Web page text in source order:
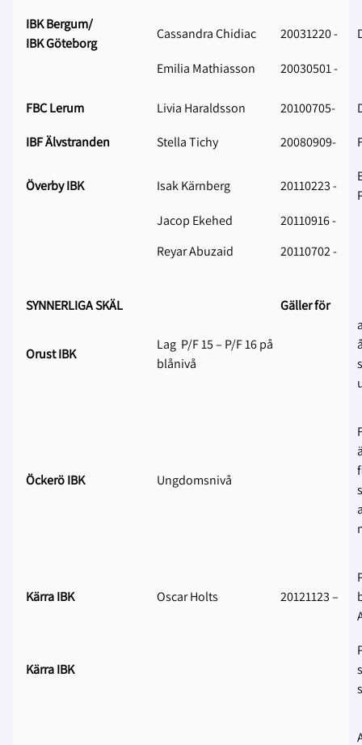
IBK Bergum/
IBK Göteborg
Cassandra Chidiac 20031220 -
Emilia Mathiasson 20030501 -
FBC Lerum Livia Haraldsson 20100705-
IBF Älvstranden
Stella Tichy 20080909-
Överby IBK Isak Kärnberg 20110223 -
Jacop Ekehed
20110916 -
Reyar Abuzaid
20110702 -
SYNNERLIGA SKÄL Gäller för
Orust IBK
Lag P/F 15 – P/F 16 på
blånivå
Öckerö IBK Ungdomsnivå
Kärra IBK Oscar Holts 20121123 –
Kärra IBK